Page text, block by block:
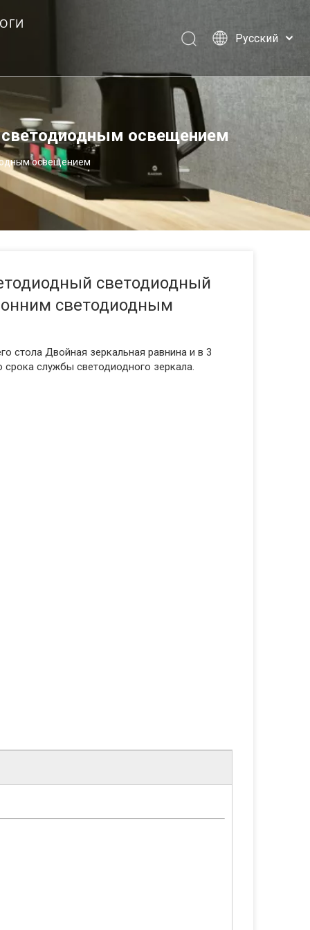
Pусский
Español
Français
English
освещением
освещением
светодиодный
светодиодным
стола Двойная зеркальная равнина и в 3
срока службы светодиодного зеркала.